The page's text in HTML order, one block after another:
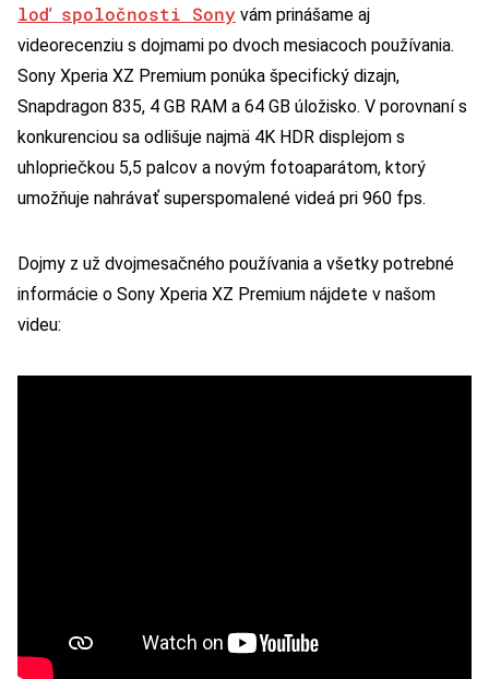
loď spoločnosti Sony vám prinášame aj
videorecenziu s dojmami po dvoch mesiacoch používania.
Sony Xperia XZ Premium ponúka špecifický dizajn,
Snapdragon 835, 4 GB RAM a 64 GB úložisko. V porovnaní s
konkurenciou sa odlišuje najmä 4K HDR displejom s
uhlopriečkou 5,5 palcov a novým fotoaparátom, ktorý
umožňuje nahrávať superspomalené videá pri 960 fps.
Dojmy z už dvojmesačného používania a všetky potrebné
informácie o Sony Xperia XZ Premium nájdete v našom
videu: